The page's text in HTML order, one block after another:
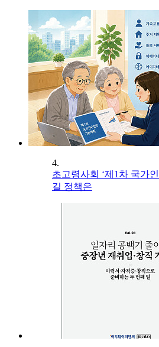
4.
초고령사회 ‘제1차 국가
길 정책은